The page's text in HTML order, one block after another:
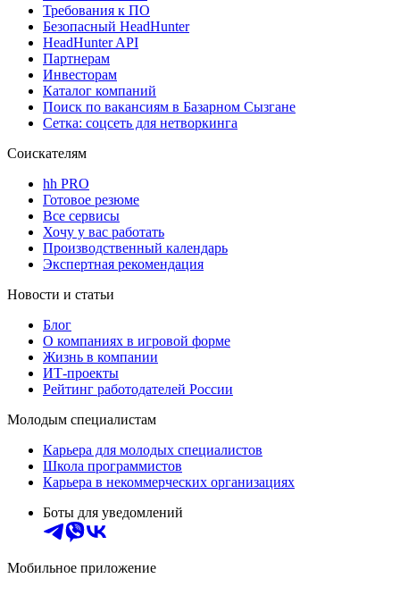
Требования к ПО
Безопасный HeadHunter
HeadHunter API
Партнерам
Инвесторам
Каталог компаний
Поиск по вакансиям в Базарном Сызгане
Сетка: соцсеть для нетворкинга
Соискателям
hh PRO
Готовое резюме
Все сервисы
Хочу у вас работать
Производственный календарь
Экспертная рекомендация
Новости и статьи
Блог
О компаниях в игровой форме
Жизнь в компании
ИТ-проекты
Рейтинг работодателей России
Молодым специалистам
Карьера для молодых специалистов
Школа программистов
Карьера в некоммерческих организациях
Боты для уведомлений
Мобильное приложение